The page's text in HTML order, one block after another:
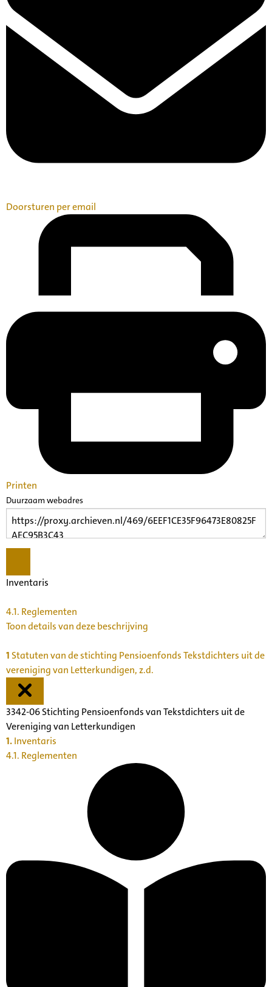
Doorsturen per email
Printen
Duurzaam webadres
Inventaris
4.1. Reglementen
Toon details van deze beschrijving
1 Statuten van de stichting Pensioenfonds Tekstdichters uit de
vereniging van Letterkundigen, z.d.
3342-06 Stichting Pensioenfonds van Tekstdichters uit de
Vereniging van Letterkundigen
1.Inventaris
4.1. Reglementen